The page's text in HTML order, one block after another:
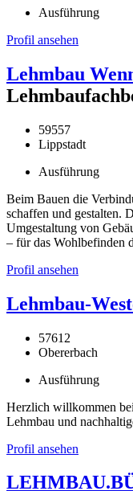
Ausführung
Profil ansehen
Lehmbau
59557
Lippstadt
Ausführung
Beim Bauen die
schaffen und gestalten.
Umgestaltung von
– für das Wohlbefinden
Profil ansehen
Lehmbau-
57612
Obererbach
Ausführung
Herzlich willkommen
Lehmbau und
Profil ansehen